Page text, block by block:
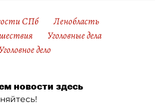
СПб
Ленобласть
Уголовные дела
Уголовное дело
новости здесь